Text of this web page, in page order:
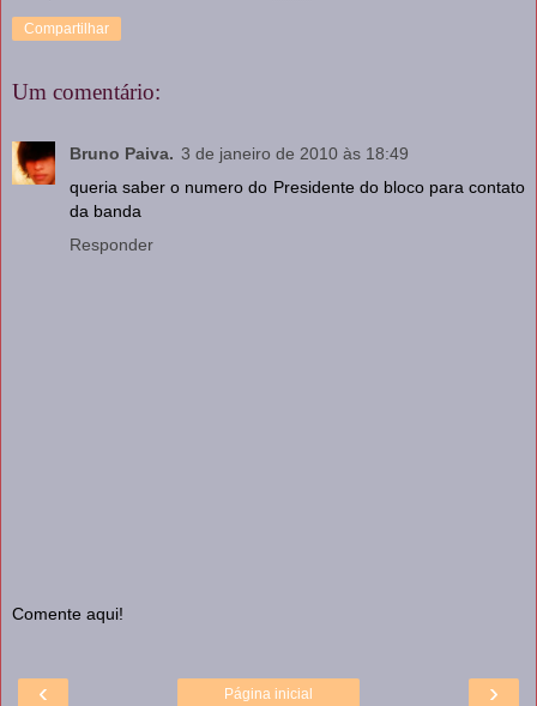
Compartilhar
Um comentário:
Bruno Paiva. 3 de janeiro de 2010 às 18:49
queria saber o numero do Presidente do bloco para contato
da banda
Responder
Comente aqui!
‹ ›
Página inicial